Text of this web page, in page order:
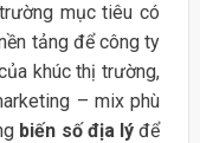
mục tiêu có
tảng để công ty
khúc thị trường,
– mix phù
biến số địa lýđể